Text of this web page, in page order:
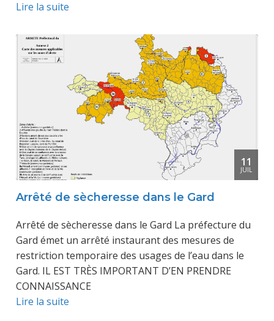
Lire la suite
11
JUIL
Arrêté de sècheresse dans le Gard
Arrêté de sècheresse dans le Gard La préfecture du
Gard émet un arrêté instaurant des mesures de
restriction temporaire des usages de l’eau dans le
Gard. IL EST TRÈS IMPORTANT D’EN PRENDRE
CONNAISSANCE
Lire la suite